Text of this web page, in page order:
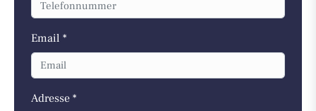
Email *
Adresse *